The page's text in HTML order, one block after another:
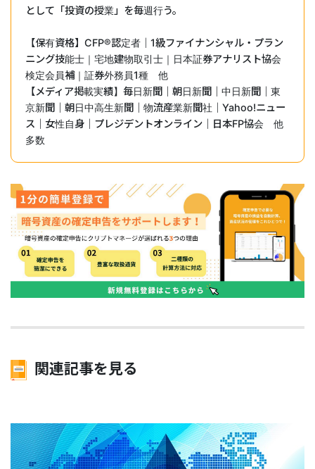
として「投資の授業」を毎週行う。
【保有資格】CFP®︎認定者｜1級ファイナンシャル・プラン
ニング技能士｜宅地建物取引士｜日本証券アナリスト協会
検定会員補｜証券外務員1種 他
【メディア掲載実績】毎日新聞｜朝日新聞｜中日新聞｜東
京新聞｜朝日中高生新聞｜物流産業新聞社｜Yahoo!ニュー
ス｜女性自身｜プレジデントオンライン｜日本FP協会 他
多数
関連記事を見る